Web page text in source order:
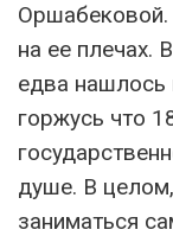
Оршабековой.
на ее плечах.
едва нашлось
горжусь что
душе. В
заниматься